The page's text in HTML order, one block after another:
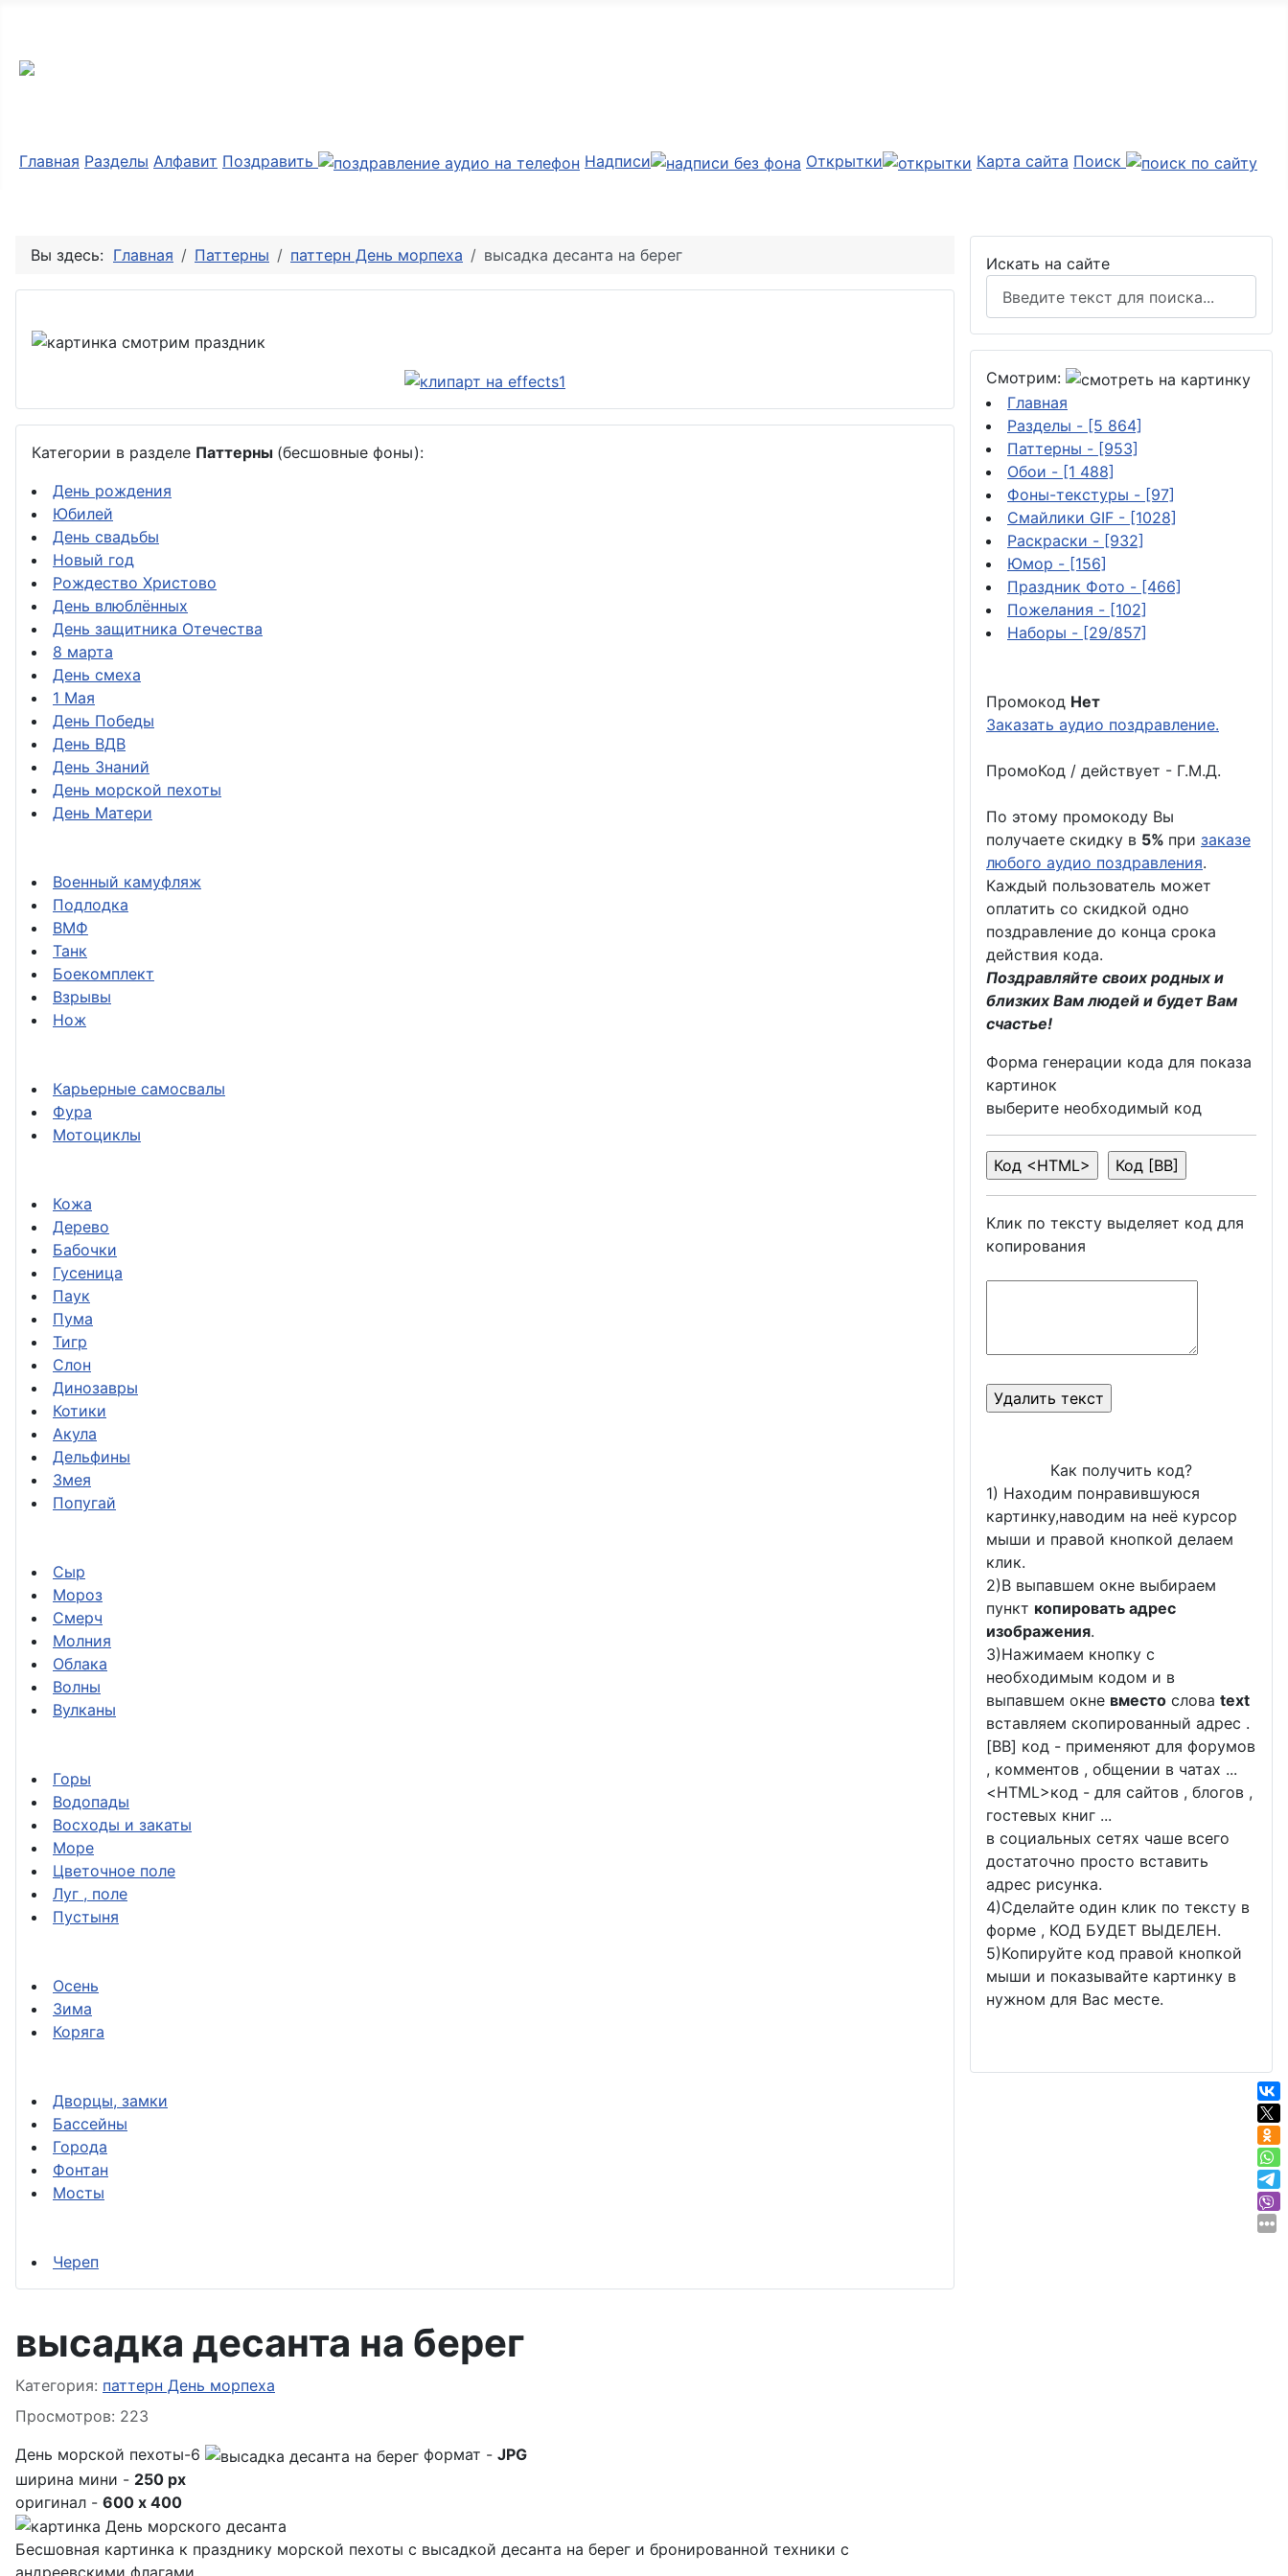
Главная Разделы Алфавит Поздравить Надписи Открытки Карта сайта Поиск
Вы здесь: Главная Паттерны паттерн День морпеха высадка десанта на берег
Категории в разделе Паттерны (бесшовные фоны):
День рождения
Юбилей
День свадьбы
Новый год
Рождество Христово
День влюблённых
День защитника Отечества
8 марта
День смеха
1 Мая
День Победы
День ВДВ
День Знаний
День морской пехоты
День Матери
Военный камуфляж
Подлодка
ВМФ
Танк
Боекомплект
Взрывы
Нож
Карьерные самосвалы
Фура
Мотоциклы
Кожа
Дерево
Бабочки
Гусеница
Паук
Пума
Тигр
Слон
Динозавры
Котики
Акула
Дельфины
Змея
Попугай
Сыр
Мороз
Смерч
Молния
Облака
Волны
Вулканы
Горы
Водопады
Восходы и закаты
Море
Цветочное поле
Луг , поле
Пустыня
Осень
Зима
Коряга
Дворцы, замки
Бассейны
Города
Фонтан
Мосты
Череп
высадка десанта на берег
Информация о материале
Категория: паттерн День морпеха
Просмотров: 223
День морской пехоты-6
формат - JPG
ширина мини - 250 px
оригинал - 600 x 400
Бесшовная картинка к празднику морской пехоты с высадкой десанта на берег и бронированной техники с
Искать на сайте
Смотрим:
Главная
Разделы - [5 864]
Паттерны - [953]
Обои - [1 488]
Фоны-текстуры - [97]
Смайлики GIF - [1028]
Раскраски - [932]
Юмор - [156]
Праздник Фото - [466]
Пожелания - [102]
Наборы - [29/857]
Промокод Нет
Заказать аудио поздравление.
ПромоКод / действует - Г.М.Д.
По этому промокоду Вы
получаете скидку в 5% при заказе
любого аудио поздравления.
Каждый пользователь может
оплатить со скидкой одно
поздравление до конца срока
действия кода.
Поздравляйте своих родных и
близких Вам людей и будет Вам
счастье!
Форма генерации кода для показа
картинок
выберите необходимый код
Клик по тексту выделяет код для
копирования
Как получить код?
1) Находим понравившуюся
картинку,наводим на неё курсор
мыши и правой кнопкой делаем
клик.
2)В выпавшем окне выбираем
пункт копировать адрес
изображения.
3)Нажимаем кнопку с
необходимым кодом и в
выпавшем окне вместо слова text
вставляем скопированный адрес .
[BB] код - применяют для форумов
, комментов , общении в чатах ...
<HTML>код - для сайтов , блогов ,
гостевых книг ...
в социальных сетях чаше всего
достаточно просто вставить
адрес рисунка.
4)Сделайте один клик по тексту в
форме , КОД БУДЕТ ВЫДЕЛЕН.
5)Копируйте код правой кнопкой
мыши и показывайте картинку в
нужном для Вас месте.